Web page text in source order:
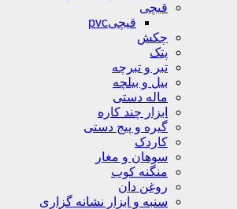
قیچی
قیچیpvc
چکش
پتک
تبر و تبرچه
بیل و بیلچه
ماله دستی
ابزار چند کاره
گیره و پیج دستی
کاردک
سوهان و مغار
منگنه کوب
روغن دان
سنبه و ابزار نشانه گزاری